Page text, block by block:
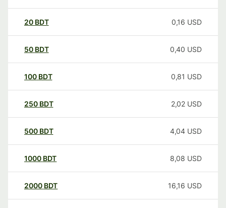
20 BDT 0,16 USD
50 BDT 0,40 USD
100 BDT 0,81 USD
250 BDT 2,02 USD
500 BDT 4,04 USD
1000 BDT 8,08 USD
2000 BDT 16,16 USD